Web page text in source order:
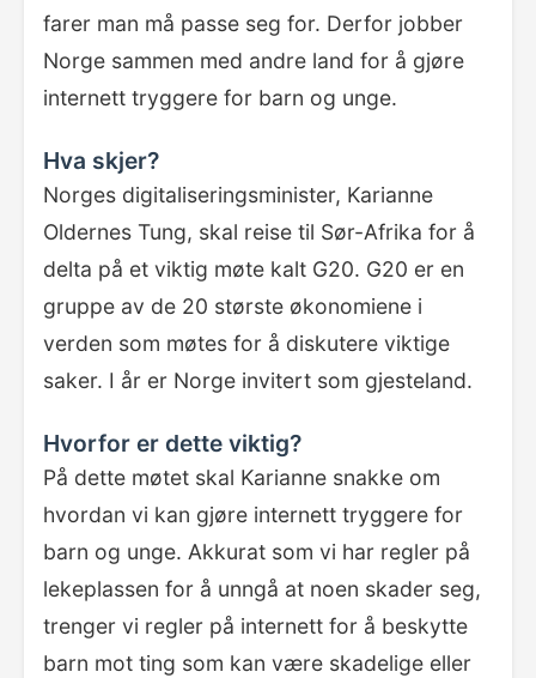
farer man må passe seg for. Derfor jobber
Norge sammen med andre land for å gjøre
internett tryggere for barn og unge.
Hva skjer?
Norges digitaliseringsminister, Karianne
Oldernes Tung, skal reise til Sør-Afrika for å
delta på et viktig møte kalt G20. G20 er en
gruppe av de 20 største økonomiene i
verden som møtes for å diskutere viktige
saker. I år er Norge invitert som gjesteland.
Hvorfor er dette viktig?
På dette møtet skal Karianne snakke om
hvordan vi kan gjøre internett tryggere for
barn og unge. Akkurat som vi har regler på
lekeplassen for å unngå at noen skader seg,
trenger vi regler på internett for å beskytte
barn mot ting som kan være skadelige eller